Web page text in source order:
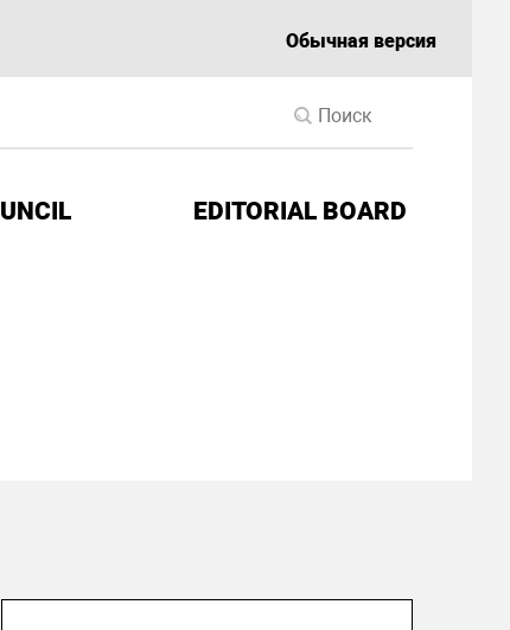
Обычная версия
EDITORIAL BOARD